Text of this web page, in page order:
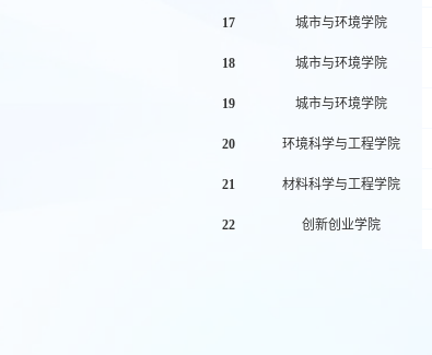
17 城市与环境学院
18 城市与环境学院
19 城市与环境学院
20 环境科学与工程学院
21 材料科学与工程学院
22 创新创业学院